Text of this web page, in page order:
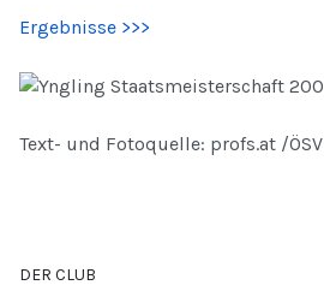
Ergebnisse >>>
Text- und Fotoquelle: profs.at /ÖSV
DER CLUB